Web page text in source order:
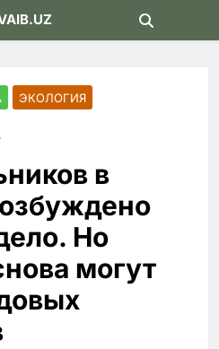
ЭКОЛОГИЯ
в
Но
могут